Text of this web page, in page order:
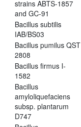
strains ABTS-1857
and GC-91
Bacillus subtilis
IAB/BS03
Bacillus pumilus QST
2808
Bacillus firmus I-
1582
Bacillus
amyloliquefaciens
subsp. plantarum
D747